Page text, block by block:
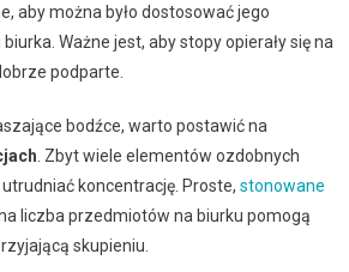
aby można było dostosować jego
Ważne jest, aby stopy opierały się na
podparte.
bodźce, warto postawić na
. Zbyt wiele elementów ozdobnych
koncentrację. Proste, stonowane
liczba przedmiotów na biurku pomogą
skupieniu.